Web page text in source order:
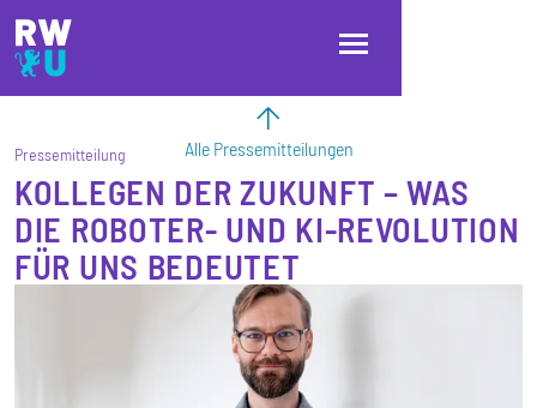
Direkt zum Inhalt
Direkt zur Hauptnavigation
Direkt zum Fußbereich
Alle Pressemitteilungen
Pressemitteilung
KOLLEGEN DER ZUKUNFT – WAS
DIE ROBOTER- UND KI-REVOLUTION
FÜR UNS BEDEUTET